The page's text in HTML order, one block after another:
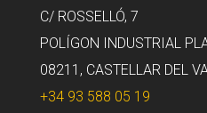
C/ ROSSELLÓ, 7
POLÍGON INDUSTRIAL
08211, CASTELLAR DEL
+34 93 588 05 19